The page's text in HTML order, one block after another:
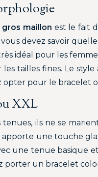
maillon est le fait
devez savoir
idéal pour les
tailles fines. Le
pour le bracelet
XXL
ils ne se
une touche
une tenue
porter un bracelet